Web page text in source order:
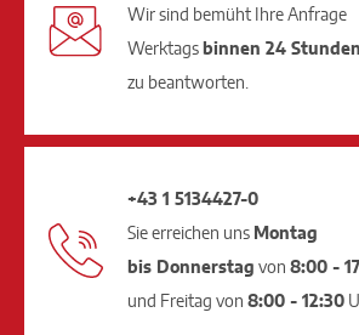
Wir sind bemüht Ihre Anfrage
Werktagsbinnen 24 Stunden
zu beantworten.
+43 1 5134427-0
Sie erreichen uns Montag
bis Donnerstag von 8:00 -
und Freitag von 8:00 - 12:30